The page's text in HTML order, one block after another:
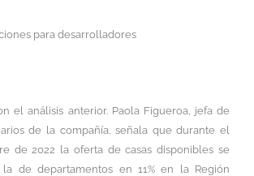
para desarrolladores
el análisis anterior. Paola Figueroa, jefa de
de la compañía, señala que durante el
de 2022 la oferta de casas disponibles se
de departamentos en 11% en la Región